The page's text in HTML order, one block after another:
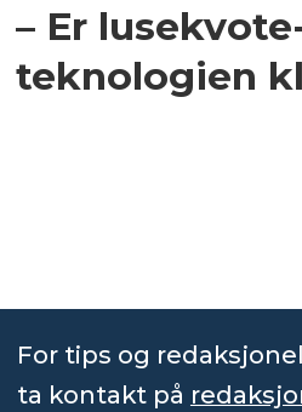
– Er
teknologien
For tips og
ta kontakt på